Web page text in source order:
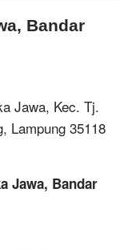
Bandar
Jawa, Kec. Tj.
Lampung 35118
Jawa, Bandar